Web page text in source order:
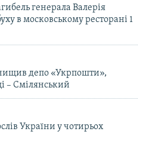
генерала Валерія
в московському ресторані 1
депо «Укрпошти»,
– Смілянський
України у чотирьох